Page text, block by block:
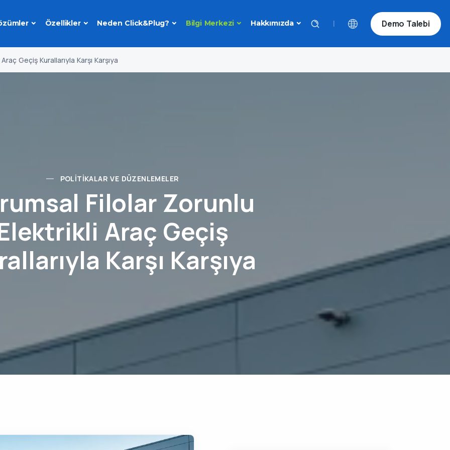
Özellikler Neden Click&Plug? Bilgi Merkezi Hakkımızda | Demo Talebi
Geçiş Kurallarıyla Karşı Karşıya
POLITIKALAR VE DÜZENLEMELER
Filolar Zorunlu
Araç Geçiş
Karşı Karşıya